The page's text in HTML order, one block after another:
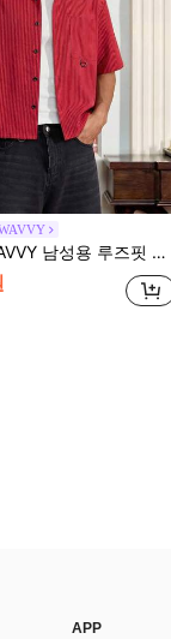
용 루즈핏 반팔 셔츠, 여름, 휴가, 여행, 일상 착용에 적합
APP